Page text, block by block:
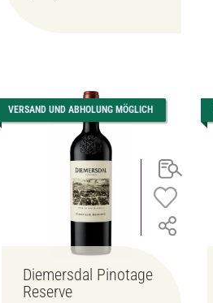
VERSAND UND ABHOLUNG MÖGLICH
Diemersdal Pinotage
Reserve